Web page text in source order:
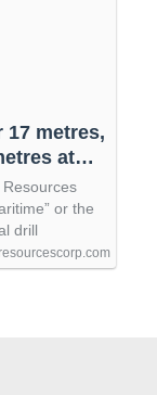
17 metres,
at
or the
drill